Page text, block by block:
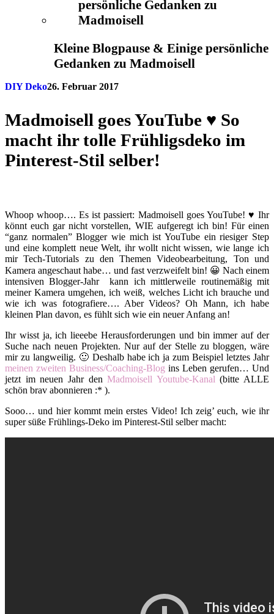
Kleine Blogpause & Einige persönliche
Gedanken zu Madmoisell
DIY Deko26. Februar 2017
Madmoisell goes YouTube ♥ So
macht ihr tolle Frühligsdeko im
Pinterest-Stil selber!
Whoop whoop…. Es ist passiert: Madmoisell goes YouTube! ♥ Ihr
könnt euch gar nicht vorstellen, WIE aufgeregt ich bin! Für einen
“ganz normalen” Blogger wie mich ist YouTube ein riesiger Step
und eine komplett neue Welt, ihr wollt nicht wissen, wie lange ich
mir Tech-Tutorials zu den Themen Videobearbeitung, Ton und
Kamera angeschaut habe… und fast verzweifelt bin! 😀 Nach einem
intensiven Blogger-Jahr kann ich mittlerweile routinemäßig mit
meiner Kamera umgehen, ich weiß, welches Licht ich brauche und
wie ich was fotografiere…. Aber Videos? Oh Mann, ich habe
kleinen Plan davon, es fühlt sich wie ein neuer Anfang an!
Ihr wisst ja, ich lieeebe Herausforderungen und bin immer auf der
Suche nach neuen Projekten. Nur auf der Stelle zu bloggen, wäre
mir zu langweilig. 🙂 Deshalb habe ich ja zum Beispiel letztes Jahr
meinen zweiten Business/Coaching-Blog ins Leben gerufen… Und
jetzt im neuen Jahr denMadmoisell Youtube-Kanal (bitte ALLE
schön brav abonnieren :* ).
Sooo… und hier kommt mein erstes Video! Ich zeig’ euch, wie ihr
super süße Frühlings-Deko im Pinterest-Stil selber macht: